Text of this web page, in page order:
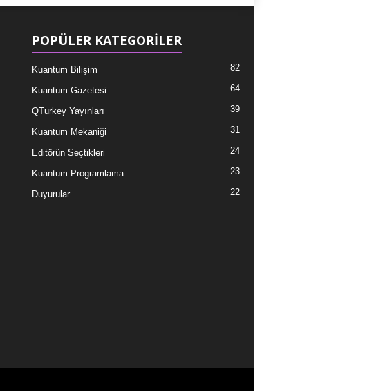
POPÜLER KATEGORİLER
Kuantum Bilişim 82
Kuantum Gazetesi 64
QTurkey Yayınları 39
Kuantum Mekaniği 31
Editörün Seçtikleri 24
Kuantum Programlama 23
Duyurular 22